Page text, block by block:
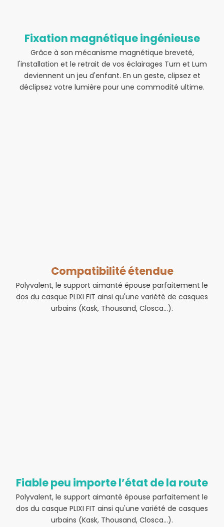
Fixation magnétique ingénieuse
Grâce à son mécanisme magnétique breveté,
l'installation et le retrait de vos éclairages Turn et Lum
deviennent un jeu d'enfant. En un geste, clipsez et
déclipsez votre lumière pour une commodité ultime.
Compatibilité étendue
Polyvalent, le support aimanté épouse parfaitement le
dos du casque PLIXI FIT ainsi qu'une variété de casques
urbains (Kask, Thousand, Closca…).
Fiable peu importe l’état de la route
Polyvalent, le support aimanté épouse parfaitement le
dos du casque PLIXI FIT ainsi qu'une variété de casques
urbains (Kask, Thousand, Closca…).